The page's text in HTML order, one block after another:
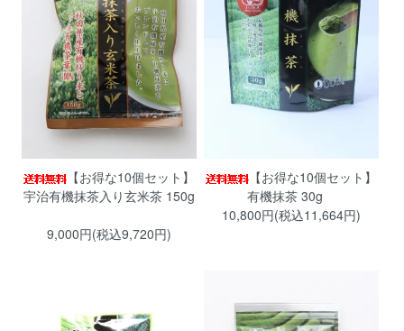
【お得な10個セット】
宇治有機抹茶入り玄米茶 150g
9,000円(税込9,720円)
【お得な10個セット】
有機抹茶 30g
10,800円(税込11,664円)